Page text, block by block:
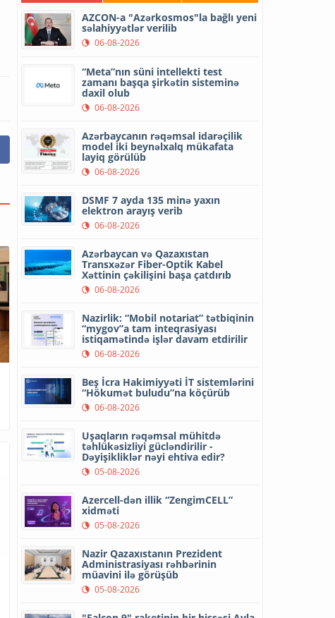
AZCON-a "Azərkosmos"la bağlı yeni
səlahiyyətlər verilib
06-08-2026
“Meta”nın süni intellekti test
zamanı başqa şirkətin sisteminə
daxil olub
06-08-2026
Azərbaycanın rəqəmsal idarəçilik
model iki beynəlxalq mükafata
layiq görülüb
06-08-2026
DSMF 7 ayda 135 minə yaxın
elektron arayış verib
06-08-2026
Azərbaycan və Qazaxıstan
Transxəzər Fiber-Optik Kabel
Xəttinin çəkilişini başa çatdırıb
06-08-2026
Nazirlik: “Mobil notariat” tətbiqinin
“mygov”a tam inteqrasiyası
istiqamətində işlər davam etdirilir
06-08-2026
Beş İcra Hakimiyyəti İT sistemlərini
“Hökumət buludu”na köçürüb
06-08-2026
Uşaqların rəqəmsal mühitdə
təhlükəsizliyi gücləndirilir -
Dəyişikliklər nəyi ehtiva edir?
05-08-2026
Azercell-dən illik “ZengimCELL”
xidməti
05-08-2026
Nazir Qazaxıstanın Prezident
Administrasiyası rəhbərinin
müavini ilə görüşüb
05-08-2026